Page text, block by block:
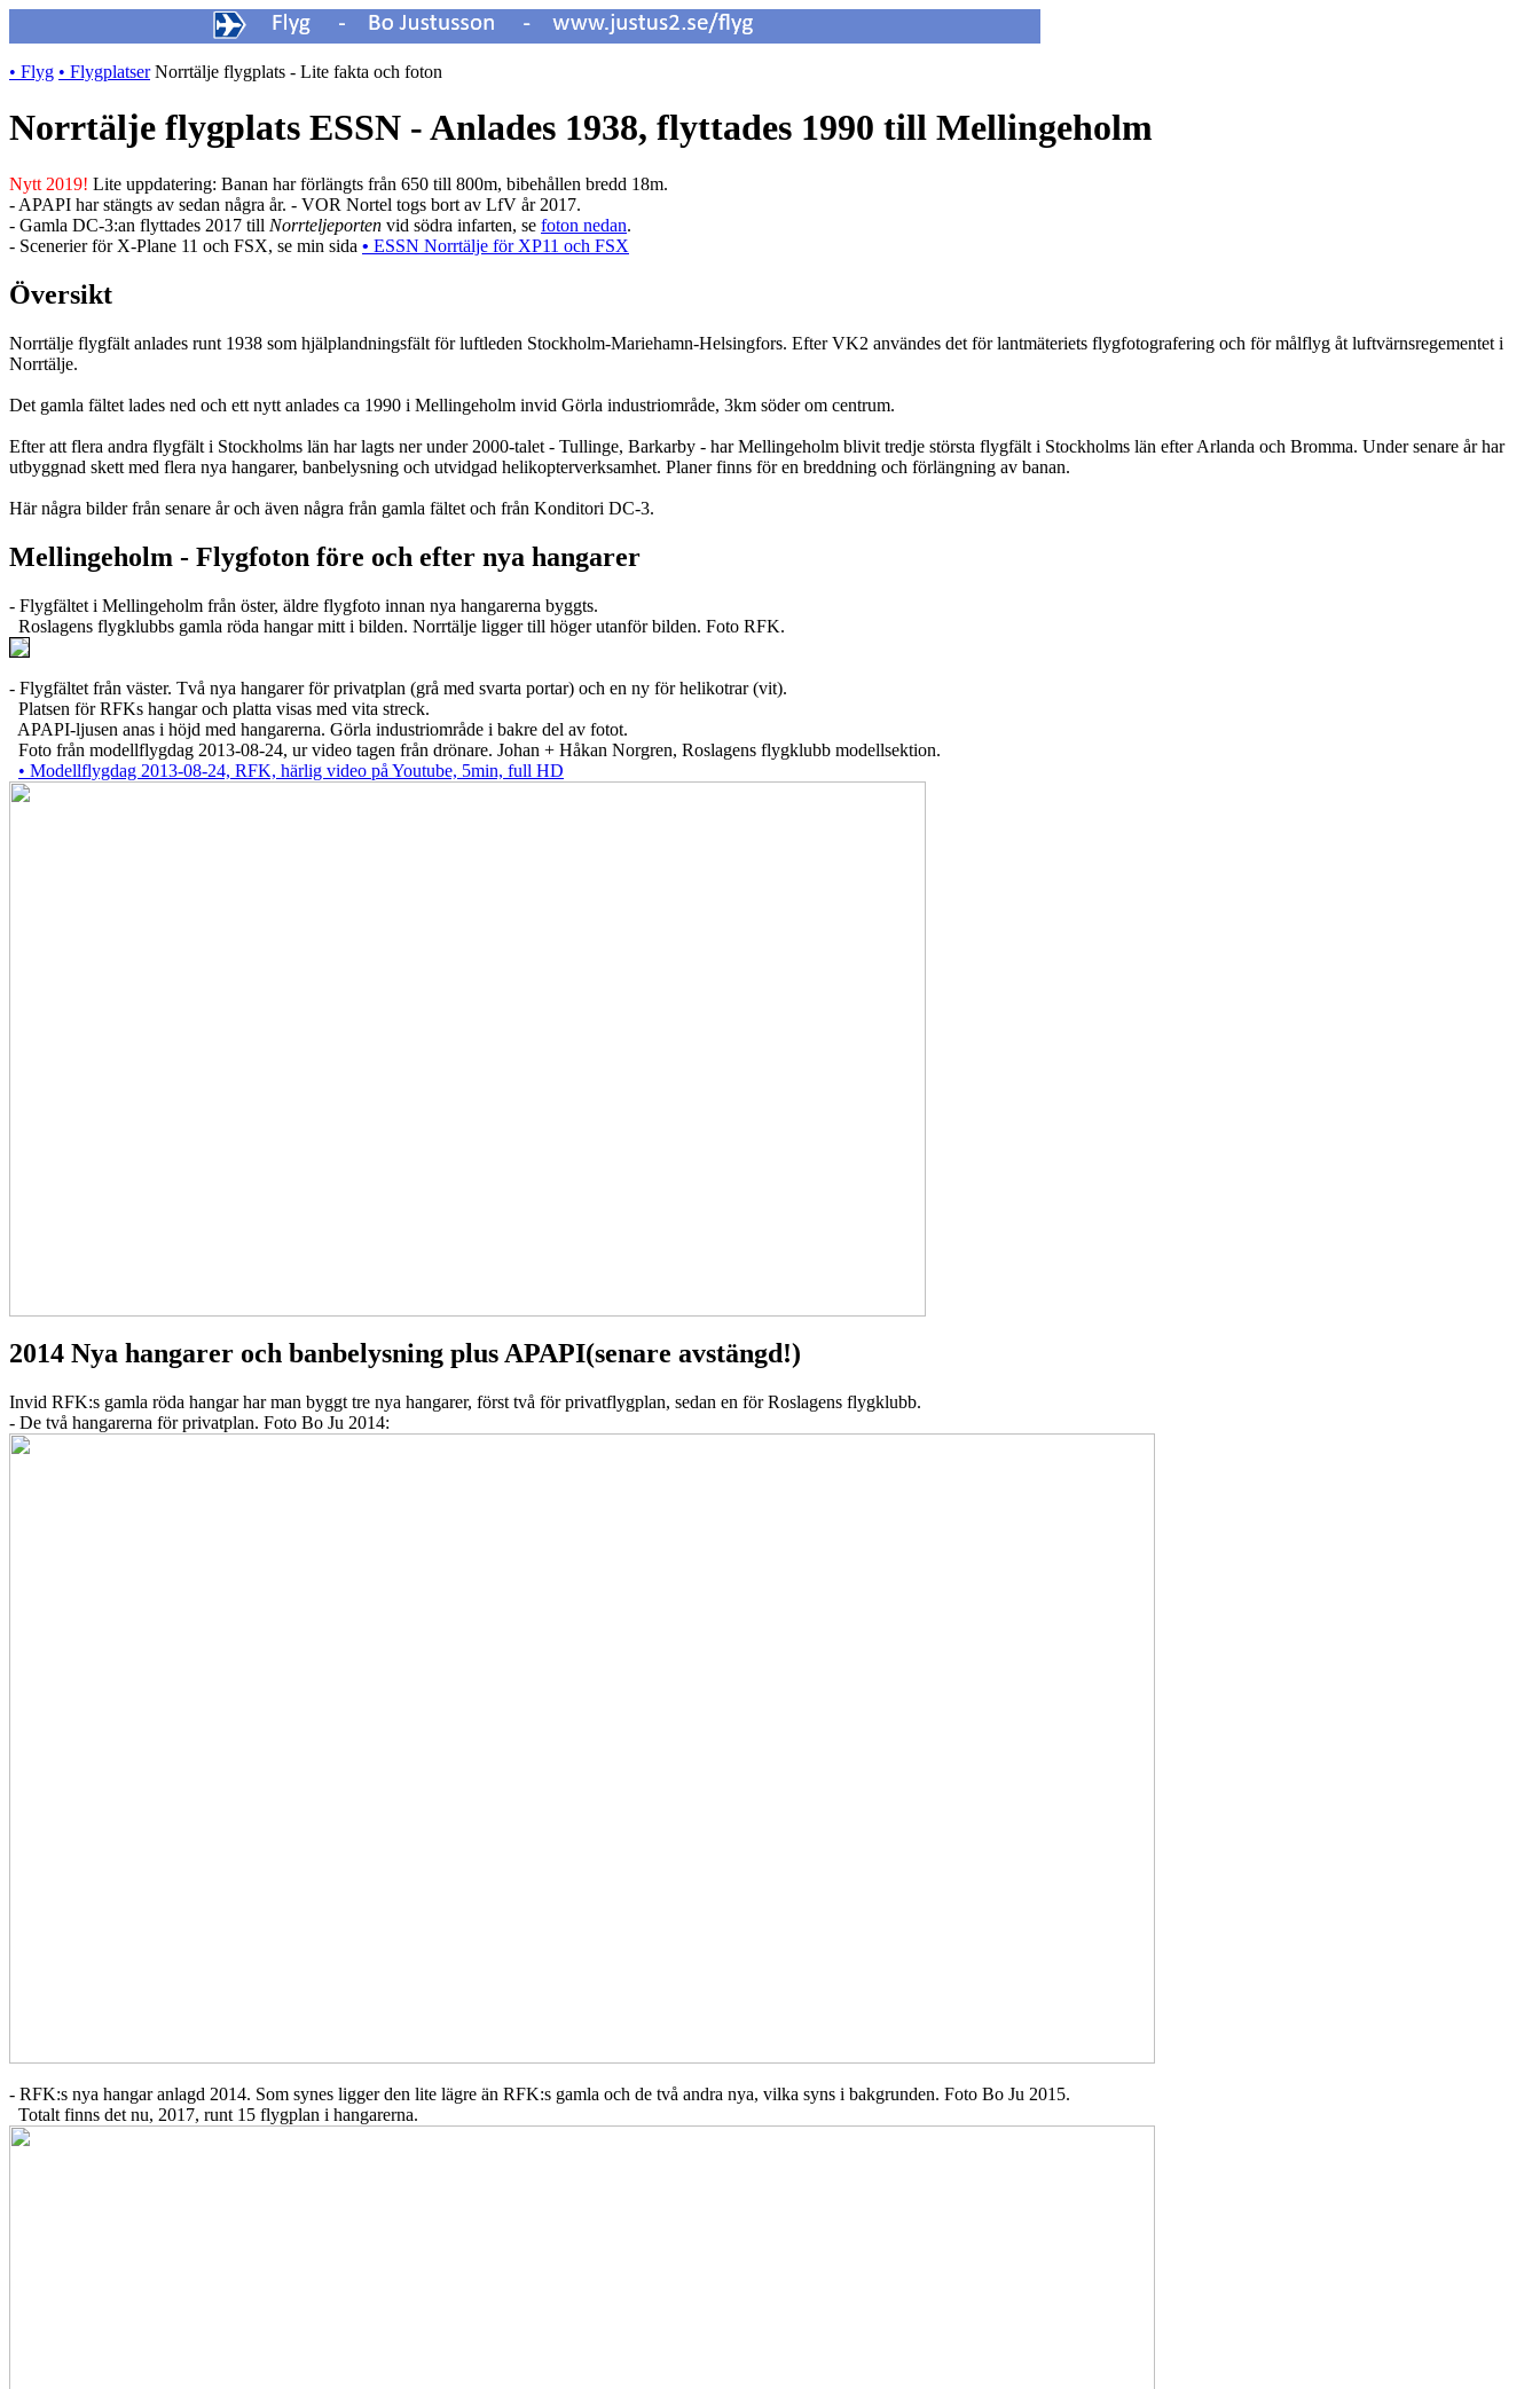
• Flyg • FlygplatserNorrtälje flygplats - Lite fakta och foton
Norrtälje flygplats ESSN - Anlades 1938, flyttades 1990 till Mellingeholm
Nytt 2019! Lite uppdatering: Banan har förlängts från 650 till 800m, bibehållen bredd 18m.
- APAPI har stängts av sedan några år. - VOR Nortel togs bort av LfV år 2017.
- Gamla DC-3:an flyttades 2017 till Norrteljeporten vid södra infarten, se foton nedan.
- Scenerier för X-Plane 11 och FSX, se min sida • ESSN Norrtälje för XP11 och FSX
Översikt
Norrtälje flygfält anlades runt 1938 som hjälplandningsfält för luftleden Stockholm-Mariehamn-Helsingfors. Efter VK2 användes det för lantmäteriets flygfotografering och för målflyg åt luftvärnsregementet i
Norrtälje.
Det gamla fältet lades ned och ett nytt anlades ca 1990 i Mellingeholm invid Görla industriområde, 3km söder om centrum.
Efter att flera andra flygfält i Stockholms län har lagts ner under 2000-talet - Tullinge, Barkarby - har Mellingeholm blivit tredje största flygfält i Stockholms län efter Arlanda och Bromma. Under senare år har
utbyggnad skett med flera nya hangarer, banbelysning och utvidgad helikopter­verksamhet. Planer finns för en breddning och förlängning av banan.
Här några bilder från senare år och även några från gamla fältet och från Konditori DC-3.
Mellingeholm - Flygfoton före och efter nya hangarer
- Flygfältet i Mellingeholm från öster, äldre flygfoto innan nya hangarerna byggts.
Roslagens flygklubbs gamla röda hangar mitt i bilden. Norrtälje ligger till höger utanför bilden. Foto RFK.
- Flygfältet från väster. Två nya hangarer för privatplan (grå med svarta portar) och en ny för helikotrar (vit).
Platsen för RFKs hangar och platta visas med vita streck.
APAPI-ljusen anas i höjd med hangarerna. Görla industriområde i bakre del av fotot.
Foto från modellflygdag 2013-08-24, ur video tagen från drönare. Johan + Håkan Norgren, Roslagens flygklubb modellsektion.
• Modellflygdag 2013-08-24, RFK, härlig video på Youtube, 5min, full HD
2014 Nya hangarer och banbelysning plus APAPI(senare avstängd!)
Invid RFK:s gamla röda hangar har man byggt tre nya hangarer, först två för privatflygplan, sedan en för Roslagens flygklubb.
- De två hangarerna för privatplan. Foto Bo Ju 2014:
- RFK:s nya hangar anlagd 2014. Som synes ligger den lite lägre än RFK:s gamla och de två andra nya, vilka syns i bakgrunden. Foto Bo Ju 2015.
Totalt finns det nu, 2017, runt 15 flygplan i hangarerna.